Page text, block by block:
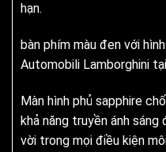
hạn.
bàn phím màu đen với
Automobili Lamborghini
Màn hình phủ sapphire
khả năng truyền ánh
vời trong mọi điều kiện